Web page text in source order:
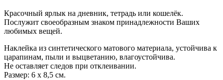
Красочный ярлык на дневник, тетрадь или кошелёк.
Послужит своеобразным знаком принадлежности Ваших
любимых вещей.
Наклейка из синтетического матового материала, устойчива к
царапинам, пыли и выцветанию, влагоустойчива.
Не оставляет следов при отклеивании.
Размер: 6 х 8,5 см.